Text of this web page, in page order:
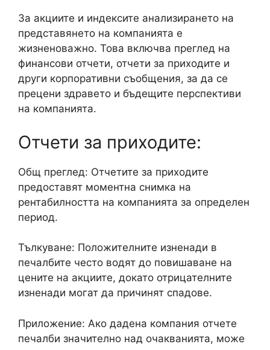
За акциите и индексите анализирането на
представянето на компанията е
жизненоважно. Това включва преглед на
финансови отчети, отчети за приходите и
други корпоративни съобщения, за да се
прецени здравето и бъдещите перспективи
на компанията.
Отчети за приходите:
Общ преглед: Отчетите за приходите
предоставят моментна снимка на
рентабилността на компанията за определен
период.
Тълкуване: Положителните изненади в
печалбите често водят до повишаване на
цените на акциите, докато отрицателните
изненади могат да причинят спадове.
Приложение: Ако дадена компания отчете
печалби значително над очакванията, може